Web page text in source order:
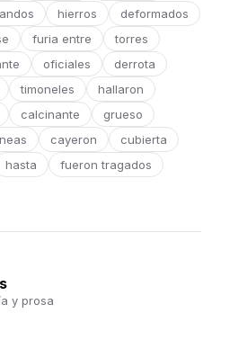
hierros
deformados
furia entre
torres
oficiales
derrota
timoneles
hallaron
calcinante
grueso
cayeron
cubierta
hasta
fueron tragados
y prosa